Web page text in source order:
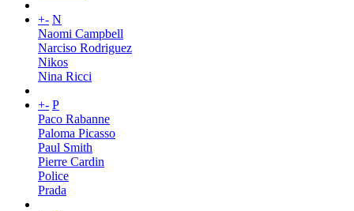
+- N
Naomi Campbell
Narciso Rodriguez
Nikos
Nina Ricci
+- P
Paco Rabanne
Paloma Picasso
Paul Smith
Pierre Cardin
Police
Prada